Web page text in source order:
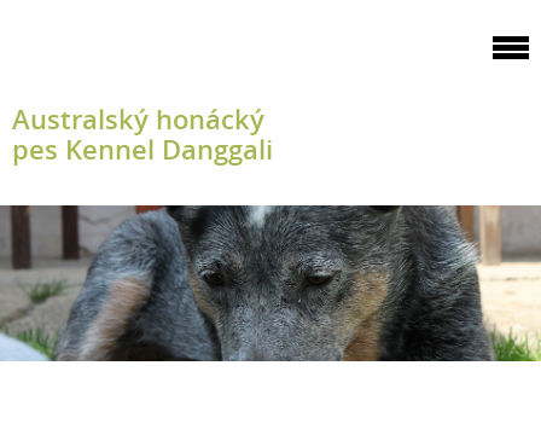
Australský honácký
pes Kennel Danggali